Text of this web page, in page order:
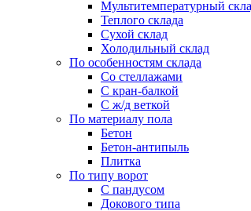
Мультитемпературный
Теплого склада
Сухой склад
Холодильный склад
По особенностям склада
Со стеллажами
С кран-балкой
С ж/д веткой
По материалу пола
Бетон
Бетон-антипыль
Плитка
По типу ворот
С пандусом
Докового типа